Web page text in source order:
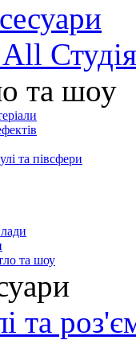
та шоу
та півсфери
та шоу
та